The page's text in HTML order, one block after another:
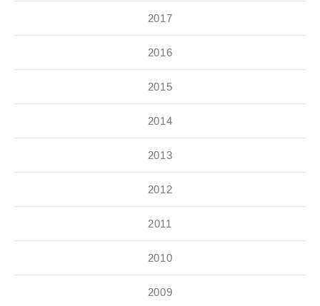
2017
2016
2015
2014
2013
2012
2011
2010
2009